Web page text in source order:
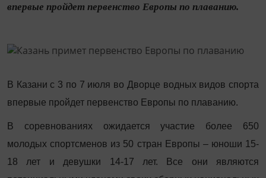
впервые пройдет первенство Европы по плаванию.
В Казани с 3 по 7 июля во Дворце водных видов спорта
впервые пройдет первенство Европы по плаванию.
В соревнованиях ожидается участие более 650
молодых спортсменов из 50 стран Европы – юноши 15-
18 лет и девушки 14-17 лет. Все они являются